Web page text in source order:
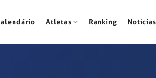
Atletas Ranking Notícias